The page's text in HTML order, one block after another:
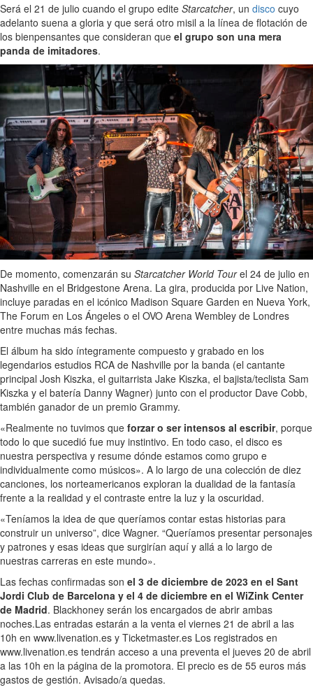
Será el 21 de julio cuando el grupo edite Starcatcher, un disco cuyo
adelanto suena a gloria y que será otro misil a la línea de flotación de
los bienpensantes que consideran que el grupo son una mera
panda de imitadores.
De momento, comenzarán su Starcatcher World Tourel 24 de julio en
Nashville en el Bridgestone Arena. La gira, producida por Live Nation,
incluye paradas en el icónico Madison Square Garden en Nueva York,
The Forum en Los Ángeles o el OVO Arena Wembley de Londres
entre muchas más fechas.
El álbum ha sido íntegramente compuesto y grabado en los
legendarios estudios RCA de Nashville por la banda (el cantante
principal Josh Kiszka, el guitarrista Jake Kiszka, el bajista/teclista Sam
Kiszka y el batería Danny Wagner) junto con el productor Dave Cobb,
también ganador de un premio Grammy.
«Realmente no tuvimos que forzar o ser intensos al escribir, porque
todo lo que sucedió fue muy instintivo. En todo caso, el disco es
nuestra perspectiva y resume dónde estamos como grupo e
individualmente como músicos». A lo largo de una colección de diez
canciones, los norteamericanos exploran la dualidad de la fantasía
frente a la realidad y el contraste entre la luz y la oscuridad.
«Teníamos la idea de que queríamos contar estas historias para
construir un universo”, dice Wagner. “Queríamos presentar personajes
y patrones y esas ideas que surgirían aquí y allá a lo largo de
nuestras carreras en este mundo».
Las fechas confirmadas son el 3 de diciembre de 2023 en el Sant
Jordi Club de Barcelona y el 4 de diciembre en el WiZink Center
de Madrid. Blackhoney serán los encargados de abrir ambas
noches.Las entradas estarán a la venta el viernes 21 de abril a las
10h en www.livenation.es y Ticketmaster.es Los registrados en
www.livenation.es tendrán acceso a una preventa el jueves 20 de abril
a las 10h en la página de la promotora. El precio es de 55 euros más
gastos de gestión. Avisado/a quedas.